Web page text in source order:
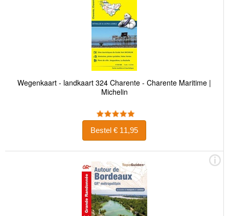
Wegenkaart - landkaart 324 Charente - Charente Maritime |
Michelin
Bestel € 11,95